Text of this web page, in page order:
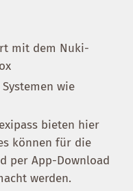
mit dem Nuki-
wie
bieten hier
können für die
per App-Download
werden.